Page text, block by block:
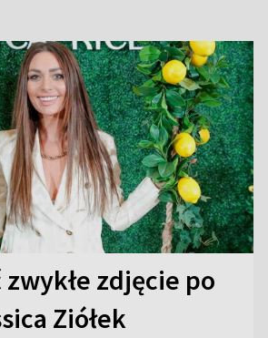
zwykłe zdjęcie po
Ziółek